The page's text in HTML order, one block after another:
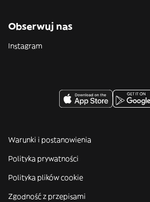
Obserwuj nas
Instagram
Warunki i postanowienia
Polityka prywatności
Polityka plików cookie
Zgodność z przepisami